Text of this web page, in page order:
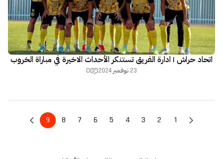
اتحاد حراش | ادارة الفريق تستنكر الأحداث الاخيرة في مباراة الخروب
23 نوفمبر 2024 0
1
2
3
4
5
6
7
8
9